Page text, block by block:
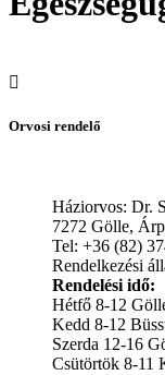
Orvosi rendelő
Háziorvos: Dr.
7272 Gölle,
Tel: +36 (82)
Rendelkezési
Rendelési idő:
Hétfő 8-12
Kedd 8-12
Szerda 12-16
Csütörtök 8-11